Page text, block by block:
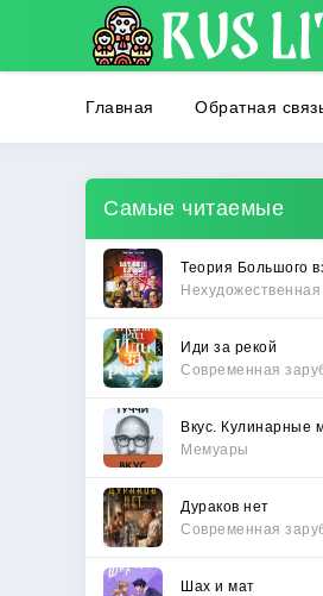
Главная Обратная
Самые читаемые
Иди за рекой
Вкус. Кулинарные
Мемуары
Дураков нет
Шах и мат